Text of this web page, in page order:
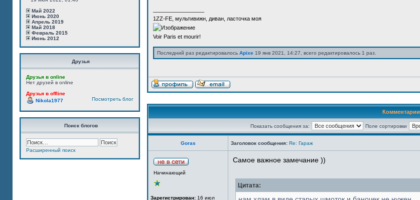
Май 2022
Июнь 2020
Апрель 2019
Май 2018
Февраль 2015
Июнь 2012
Друзья
Друзья в online
Нет друзей в online
Друзья в offline
Посмотреть блог
Nikola1977
Поиск блогов
Расширенный поиск
1ZZ-FE, мультивижн, диван, ласточка моя
Voir Paris et mourir!
Последний раз редактировалось Apixe 19 янв 2021, 14:27, всего редактировалось 1 раз.
Комментарии
Показать сообщения за: Поле сортировки
Goras Заголовок сообщения: Re: Гараж
Начинающий
Зарегистрирован: 16 июл
Самое важное замечание ))
Цитата: